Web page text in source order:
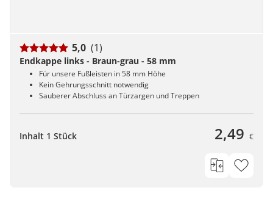
5,0 (1)
Endkappe links - Braun-grau - 58 mm
Für unsere Fußleisten in 58 mm Höhe
Kein Gehrungsschnitt notwendig
Sauberer Abschluss an Türzargen und Treppen
Inhalt 1 Stück 2,49 €